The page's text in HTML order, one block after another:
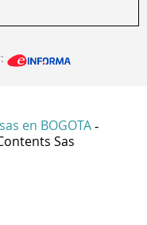
en BOGOTA -
Sas